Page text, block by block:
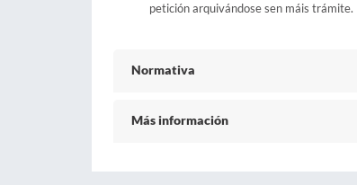
petición arquivándose sen máis trámite.
Normativa
Más información